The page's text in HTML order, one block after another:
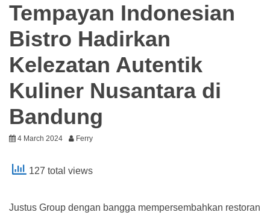
Tempayan Indonesian
Bistro Hadirkan
Kelezatan Autentik
Kuliner Nusantara di
Bandung
4 March 2024 Ferry
127 total views
Justus Group dengan bangga mempersembahkan restoran